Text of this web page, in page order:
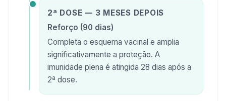
2ª DOSE — 3 MESES DEPOIS
Reforço (90 dias)
Completa o esquema vacinal e amplia
significativamente a proteção. A
imunidade plena é atingida 28 dias após a
2ª dose.